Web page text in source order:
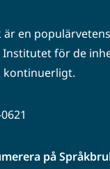
är en
Institutet för de
kontinuerligt.
på